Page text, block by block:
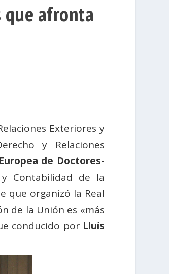
que afronta
Exteriores y
y Relaciones
de Doctores-
Contabilidad de la
que organizó la Real
de la Unión es «más
conducido por Lluís